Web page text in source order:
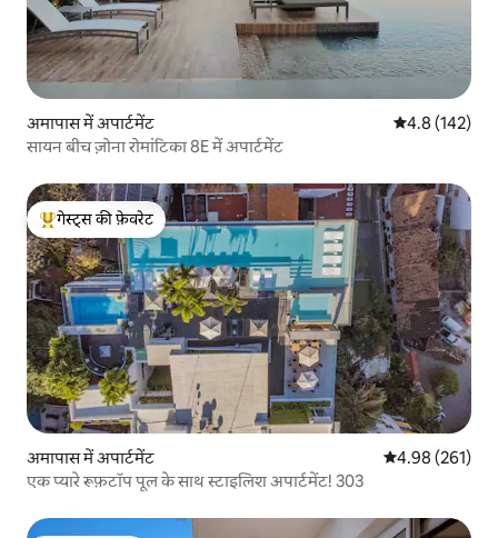
अमापास में अपार्टमेंट औसत रेटिंग 5 में
4.8 (142)
सायन बीच ज़ोना रोमांटिका 8E में अपार्टमेंट
गेस्ट्स का टॉप फ़ेवरेट
गेस्ट्स की फ़ेवरेट
अमापास में अपार्टमेंट औसत रेटिंग 5 में से
4.98 (261)
एक प्यारे रूफ़टॉप पूल के साथ स्टाइलिश अपार्टमेंट! 303